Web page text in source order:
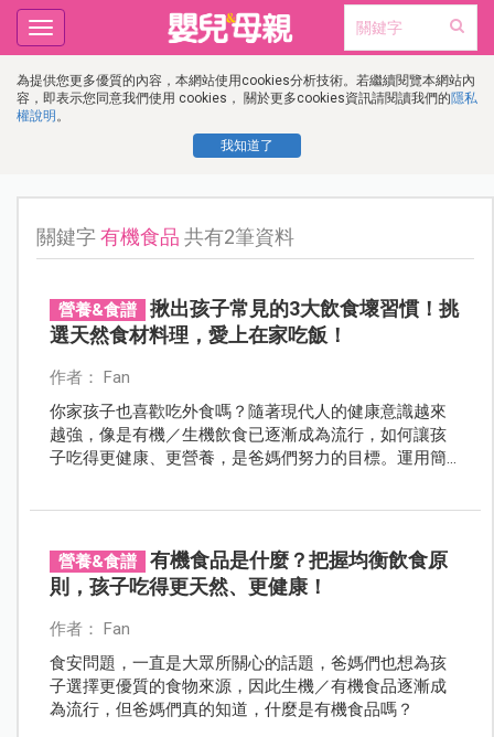
為提供您更多優質的內容，本網站使用cookies分析技術。若繼續閱覽本網站內
容，即表示您同意我們使用 cookies， 關於更多cookies資訊請閱讀我們的隱私
權說明 。
我知道了
Toggle
navigation
關鍵字有機食品 共有2筆資料
營養&食譜
揪出孩子常見的3大飲食壞習慣！挑
選天然食材料理，愛上在家吃飯！
作者： Fan
你家孩子也喜歡吃外食嗎？隨著現代人的健康意識越來
越強，像是有機／生機飲食已逐漸成為流行，如何讓孩
子吃得更健康、更營養，是爸媽們努力的目標。運用簡
營養&食譜
有機食品是什麼？把握均衡飲食原
則，孩子吃得更天然、更健康！
作者： Fan
食安問題，一直是大眾所關心的話題，爸媽們也想為孩
子選擇更優質的食物來源，因此生機／有機食品逐漸成
為流行，但爸媽們真的知道，什麼是有機食品嗎？